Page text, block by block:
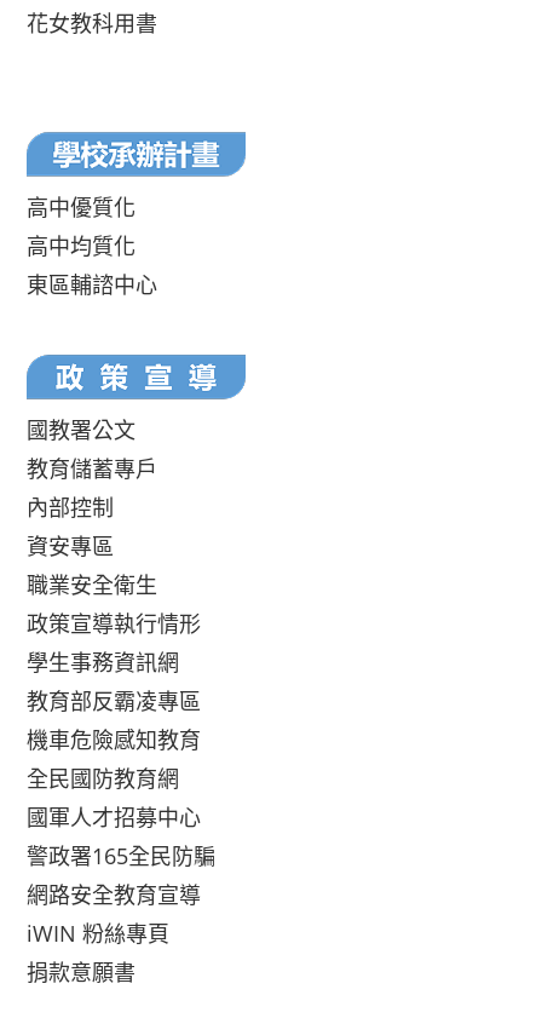
花女教科用書
高中優質化
高中均質化
東區輔諮中心
國教署公文
教育儲蓄專戶
內部控制
資安專區
職業安全衛生
政策宣導執行情形
學生事務資訊網
教育部反霸凌專區
機車危險感知教育
全民國防教育網
國軍人才招募中心
警政署165全民防騙
網路安全教育宣導
iWIN 粉絲專頁
捐款意願書